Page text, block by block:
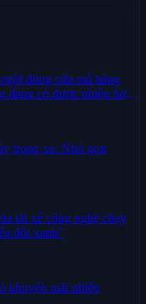
đóng cửa mà hãng
đáng có được nhiều hơn
trong xe: Nhỏ gọn
tài xế công nghệ chạy
đổi xanh"
khuyến mãi nhiều